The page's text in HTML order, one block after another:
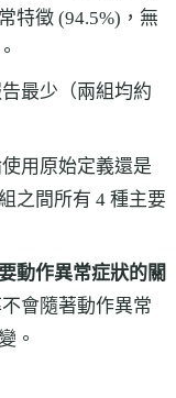
特徵 (94.5%)，無
最少（兩組均約
用原始定義還是
之間所有 4 種主要
動作異常症狀的關
會隨著動作異常
。